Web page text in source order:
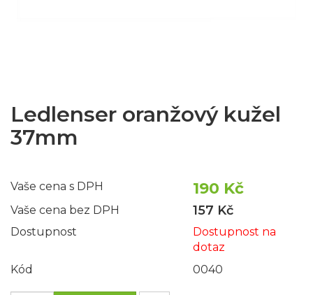
Ledlenser oranžový kužel
37mm
Vaše cena s DPH 190 Kč
Vaše cena bez DPH 157 Kč
Dostupnost
Dostupnost na
dotaz
Kód
0040